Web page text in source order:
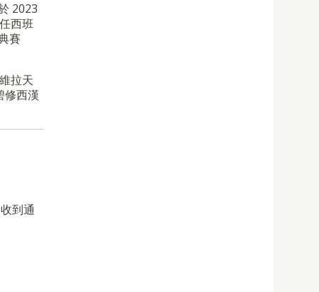
2023
西班
賽
拉天
修西漢
到通